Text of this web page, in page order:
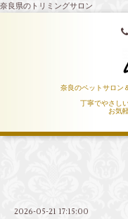
奈良県のトリミングサロン
奈良のペットサロン
丁寧でやさし
お気
2026-05-21 17:15:00